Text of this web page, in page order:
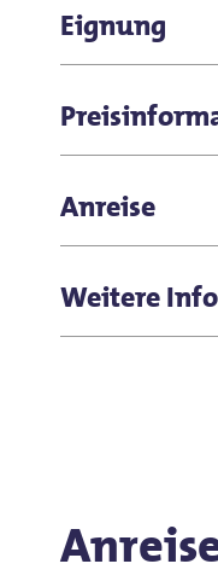
Eignung
für Gruppen
für Familien
für Kinder
Eintritt frei
Anreise
Es sind
Weitere